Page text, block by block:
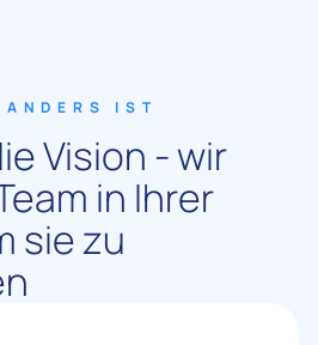
IST
Vision - wir
in Ihrer
sie zu